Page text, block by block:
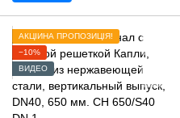
АКЦІЙНА ПРОПОЗИЦІЯ!
−10%
ВИДЕО